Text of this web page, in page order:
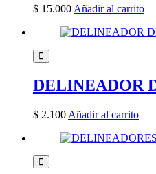
$ 15.000 Añadir al carrito
DELINEADOR
$ 2.100 Añadir al carrito